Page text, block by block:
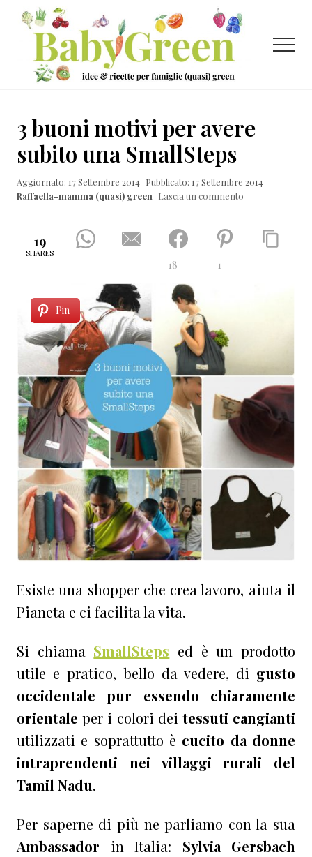
Menu
Passa
contenuto
principale
Passa
laterale
primaria
Passa
ricette
per
famiglie
Menu
3 buoni motivi per avere
subito una SmallSteps
Aggiornato: 17 Settembre 2014 Pubblicato: 17 Settembre 2014
Raffaella-mamma (quasi) green Lascia un commento
19
SHARES
18 1
Pin
Esiste una shopper che crea lavoro, aiuta il
Pianeta e ci facilita la vita.
Si chiama SmallSteps ed è un prodotto
utile e pratico, bello da vedere, di gusto
occidentale pur essendo chiaramente
orientale per i colori dei tessuti cangianti
utilizzati e soprattutto è cucito da donne
intraprendenti nei villaggi rurali del
Tamil Nadu.
Per saperne di più ne parliamo con la sua
Ambassador in Italia: Sylvia Gersbach